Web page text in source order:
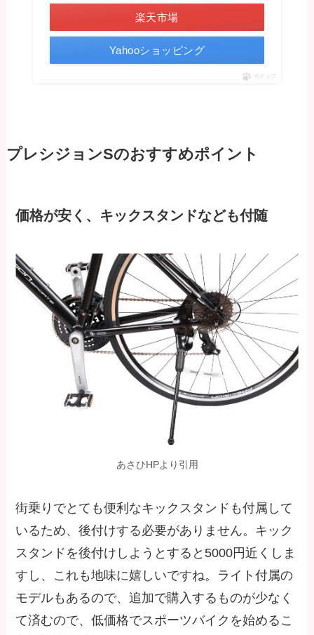
楽天市場
Yahooショッピング
ポチップ
プレシジョンSのおすすめポイント
価格が安く、キックスタンドなども付随
あさひHPより引用
街乗りでとても便利なキックスタンドも付属して
いるため、後付けする必要がありません。キック
スタンドを後付けしようとすると5000円近くしま
すし、これも地味に嬉しいですね。ライト付属の
モデルもあるので、追加で購入するものが少なく
て済むので、低価格でスポーツバイクを始めるこ